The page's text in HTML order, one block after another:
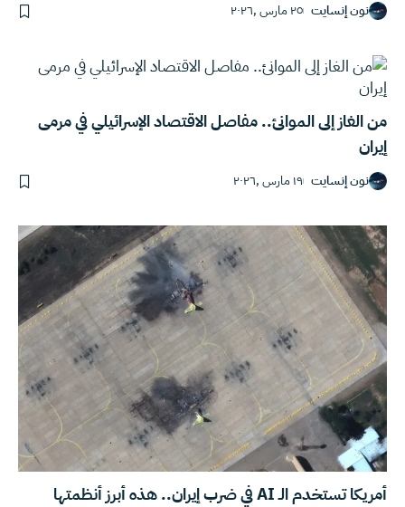
نون إنسايت ٢٥ مارس ,٢٠٢٦
من الغاز إلى الموانئ.. مفاصل الاقتصاد الإسرائيلي في مرمى
إيران
نون إنسايت ١٩ مارس ,٢٠٢٦
أمريكا تستخدم الـ AI في ضرب إيران.. هذه أبرز أنظمتها